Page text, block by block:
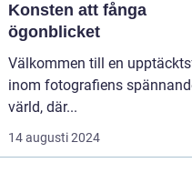
Konsten att fånga
ögonblicket
Välkommen till en
inom fotografiens
värld, där...
14 augusti 2024